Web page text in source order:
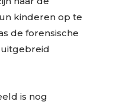
kinderen op te
de forensische
is nog